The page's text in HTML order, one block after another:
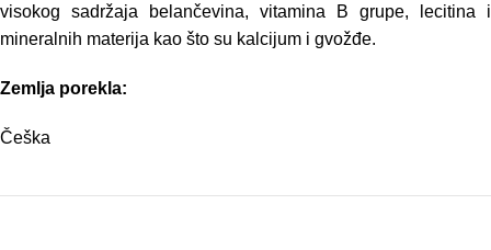
visokog sadržaja belančevina, vitamina B grupe, lecitina i
mineralnih materija kao što su kalcijum i gvožđe.
Zemlja porekla:
Češka